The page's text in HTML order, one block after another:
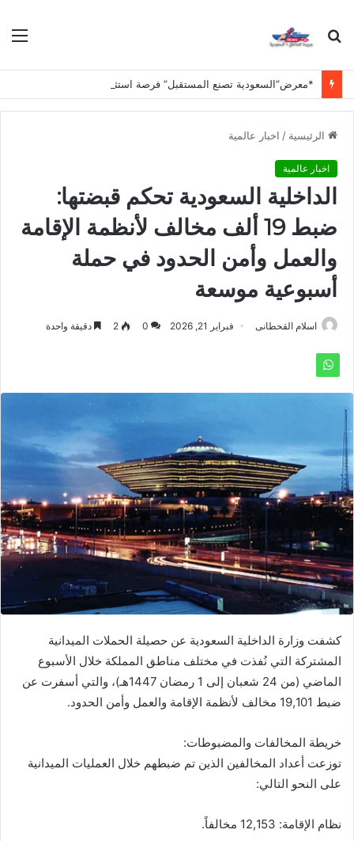
بحث
الرئيسية / اخبار عالمية
اخبار عالمية
الداخلية السعودية تحكم قبضتها:
ضبط 19 ألف مخالف لأنظمة الإقامة
والعمل وأمن الحدود في حملة
أسبوعية موسعة
اسلام القحطانى فبراير 21, 2026 0
2 دقيقة واحدة
كشفت وزارة الداخلية السعودية عن حصيلة الحملات الميدانية
المشتركة التي نُفذت في مختلف مناطق المملكة خلال الأسبوع
الماضي (من 24 شعبان إلى 1 رمضان 1447هـ)، والتي أسفرت عن
ضبط 19,101 مخالف لأنظمة الإقامة والعمل وأمن الحدود.
خريطة المخالفات والمضبوطات:
توزعت أعداد المخالفين الذين تم ضبطهم خلال العمليات الميدانية
على النحو التالي:
نظام الإقامة: 12,153 مخالفاً.